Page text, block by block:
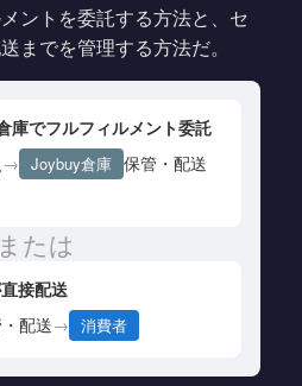
ントを委託する方法と、セ
までを管理する方法だ。
庫でフルフィルメント委託
→ Joybuy倉庫 保管・配送
または
接配送
配送→ 消費者